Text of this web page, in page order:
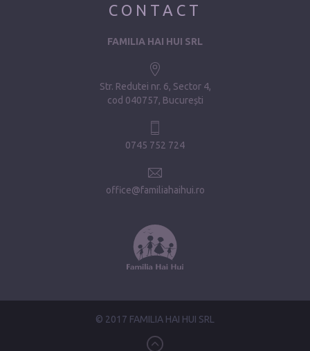
CONTACT
FAMILIA HAI HUI SRL
Str. Redutei nr. 6, Sector 4
cod 040757, București
0745 752 724
office@familiahaihui.ro
© 2017 FAMILIA HAI HUI SRL